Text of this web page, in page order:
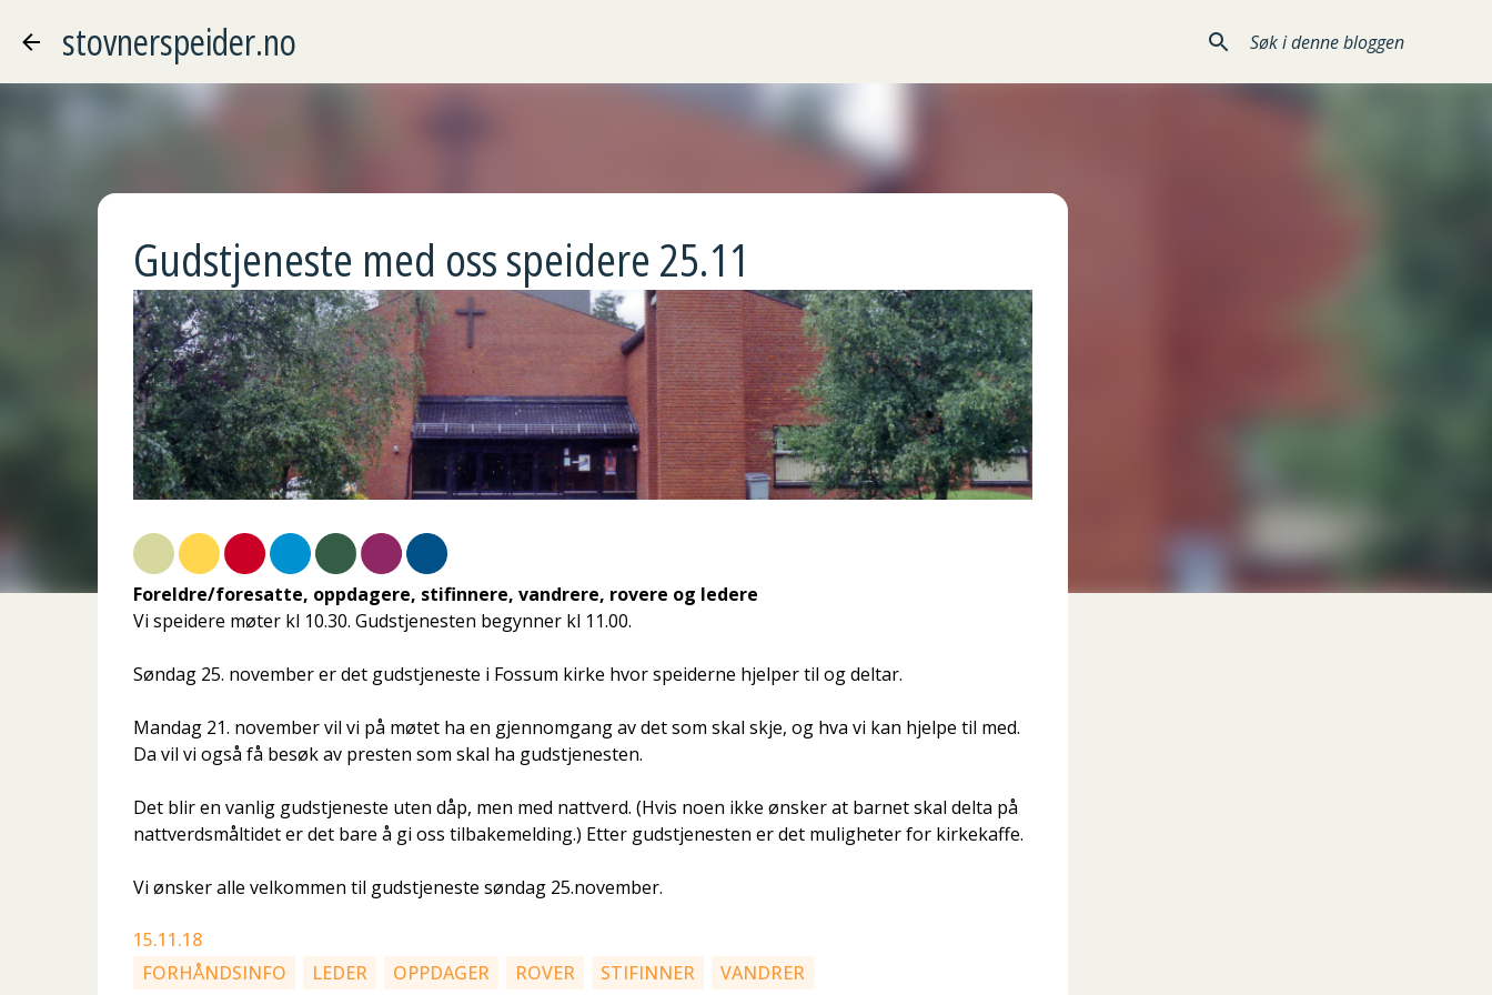
stovnerspeider.no
Gudstjeneste med oss speidere 25.11
Foreldre/foresatte, oppdagere, stifinnere, vandrere, rovere og ledere
Vi speidere møter kl 10.30. Gudstjenesten begynner kl 11.00.
Søndag 25. november er det gudstjeneste i Fossum kirke hvor speiderne hjelper til og deltar.
Mandag 21. november vil vi på møtet ha en gjennomgang av det som skal skje, og hva vi kan hjelpe til med.
Da vil vi også få besøk av presten som skal ha gudstjenesten.
Det blir en vanlig gudstjeneste uten dåp, men med nattverd. (Hvis noen ikke ønsker at barnet skal delta på
nattverdsmåltidet er det bare å gi oss tilbakemelding.) Etter gudstjenesten er det muligheter for kirkekaffe.
Vi ønsker alle velkommen til gudstjeneste søndag 25.november.
15.11.18
FORHÅNDSINFO
LEDER OPPDAGER ROVER STIFINNER VANDRER